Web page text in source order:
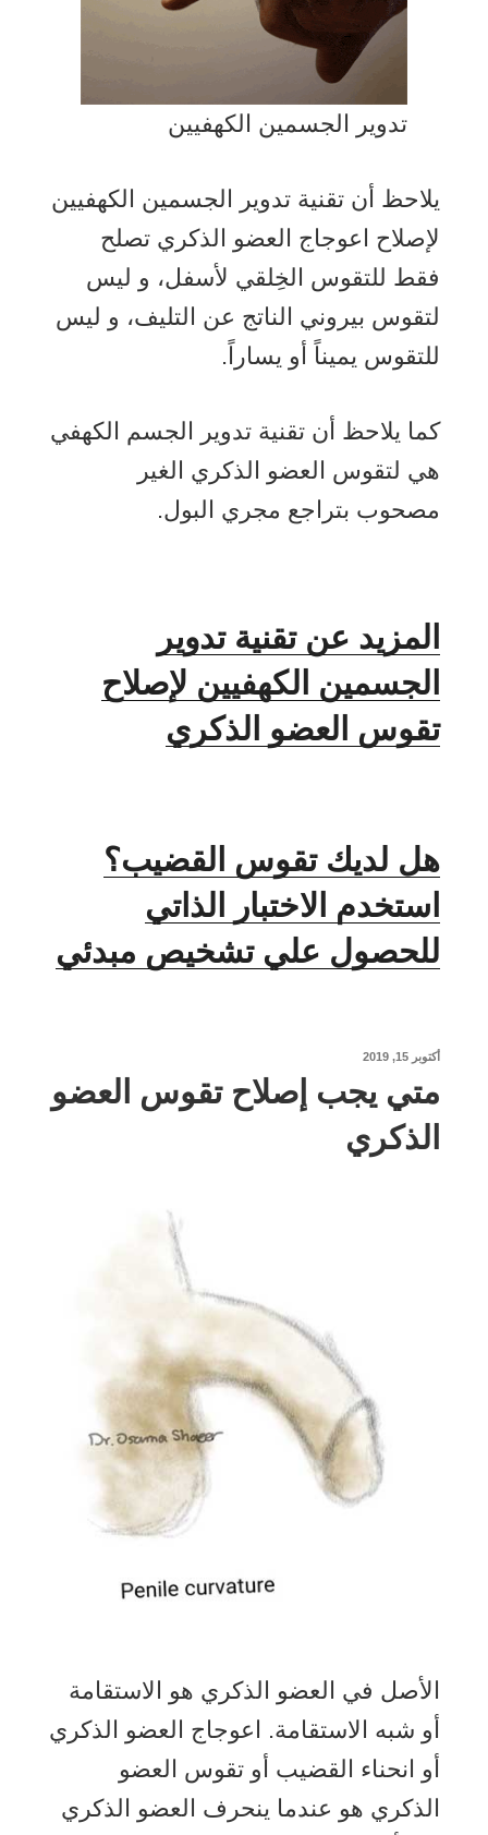
تدوير الجسمين الكهفيين
يلاحظ أن تقنية تدوير الجسمين الكهفيين
لإصلاح اعوجاج العضو الذكري تصلح
فقط للتقوس الخِلقي لأسفل، و ليس
لتقوس بيروني الناتج عن التليف، و ليس
للتقوس يميناً أو يساراً.
كما يلاحظ أن تقنية تدوير الجسم الكهفي
هي لتقوس العضو الذكري الغير
مصحوب بتراجع مجري البول.
المزيد عن تقنية تدوير
الجسمين الكهفيين لإصلاح
تقوس العضو الذكري
هل لديك تقوس القضيب؟
استخدم الاختبار الذاتي
للحصول علي تشخيص مبدئي
نُشر
أكتوبر 15, 2019
متي يجب إصلاح تقوس العضو
الذكري
الأصل في العضو الذكري هو الاستقامة
أو شبه الاستقامة. اعوجاج العضو الذكري
أو انحناء القضيب أو تقوس العضو
الذكري هو عندما ينحرف العضو الذكري